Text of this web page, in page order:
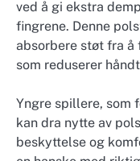
ved å gi ekstra
fingrene. Denne
absorbere støt fra
som reduserer
Yngre spillere, som
kan dra nytte av
beskyttelse og